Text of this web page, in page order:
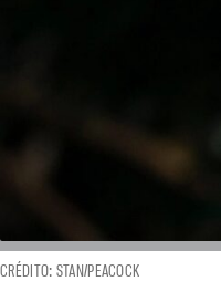
CRÉDITO: STAN/PEACOCK